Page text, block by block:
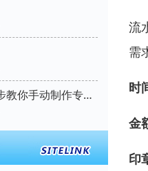
银行工资流水账单怎么打？3步教你手动制作专业记录
流
需
时
金
印